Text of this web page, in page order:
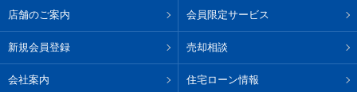
店舗のご案内 会員限定サービス
新規会員登録 売却相談
会社案内 住宅ローン情報